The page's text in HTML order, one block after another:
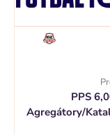
PPS
Agregátory/